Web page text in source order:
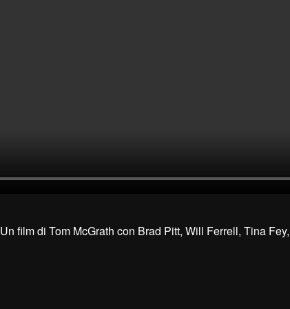
Un film di Tom McGrath con Brad Pitt, Will Ferrell, Tina